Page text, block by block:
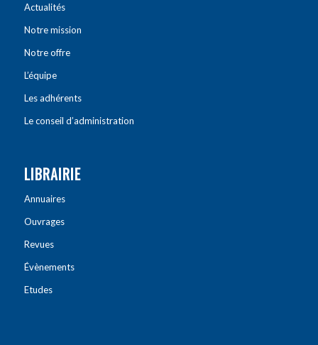
Actualités
Notre mission
Notre offre
L’équipe
Les adhérents
Le conseil d’administration
LIBRAIRIE
Annuaires
Ouvrages
Revues
Évènements
Etudes